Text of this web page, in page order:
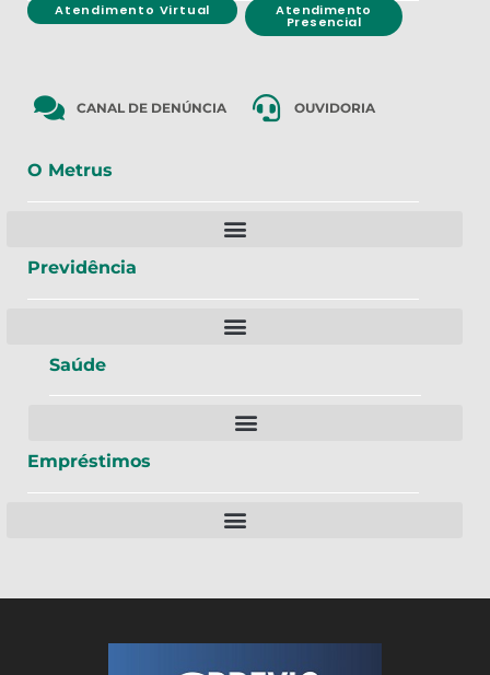
Atendimento Virtual Atendimento
Presencial
CANAL DE DENÚNCIA OUVIDORIA
O Metrus
Previdência
Saúde
Empréstimos